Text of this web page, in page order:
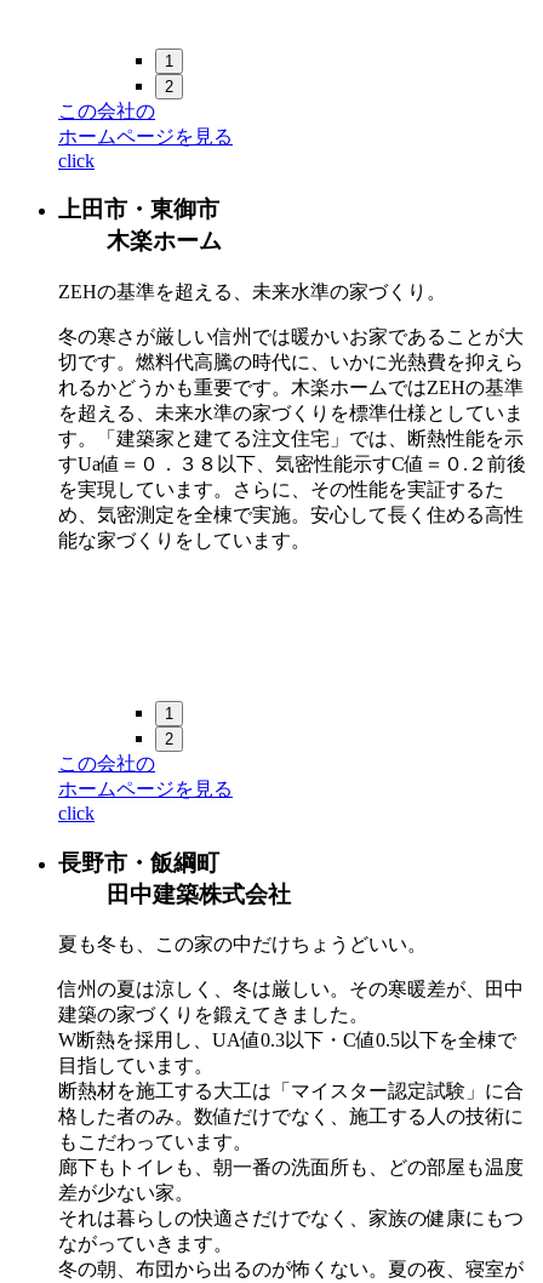
1
2
この会社の
ホームページを見る
click
上田市・東御市
木楽ホーム
ZEHの基準を超える、未来水準の家づくり。
冬の寒さが厳しい信州では暖かいお家であることが大
切です。燃料代高騰の時代に、いかに光熱費を抑えら
れるかどうかも重要です。木楽ホームではZEHの基準
を超える、未来水準の家づくりを標準仕様としていま
す。「建築家と建てる注文住宅」では、断熱性能を示
すUa値＝０．３８以下、気密性能示すC値＝０.２前後
を実現しています。さらに、その性能を実証するた
め、気密測定を全棟で実施。安心して長く住める高性
能な家づくりをしています。
1
2
この会社の
ホームページを見る
click
長野市・飯綱町
田中建築株式会社
夏も冬も、この家の中だけちょうどいい。
信州の夏は涼しく、冬は厳しい。その寒暖差が、田中
建築の家づくりを鍛えてきました。
W断熱を採用し、UA値0.3以下・C値0.5以下を全棟で
目指しています。
断熱材を施工する大工は「マイスター認定試験」に合
格した者のみ。数値だけでなく、施工する人の技術に
もこだわっています。
廊下もトイレも、朝一番の洗面所も、どの部屋も温度
差が少ない家。
それは暮らしの快適さだけでなく、家族の健康にもつ
ながっていきます。
冬の朝、布団から出るのが怖くない。夏の夜、寝室が